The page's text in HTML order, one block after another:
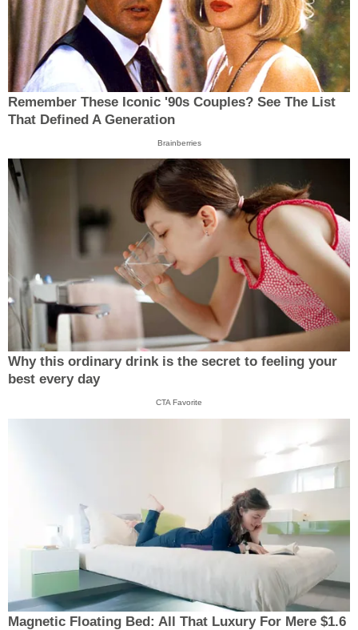
Remember These Iconic '90s Couples? See The List
That Defined A Generation
Brainberries
Why this ordinary drink is the secret to feeling your
best every day
CTA Favorite
Magnetic Floating Bed: All That Luxury For Mere $1.6